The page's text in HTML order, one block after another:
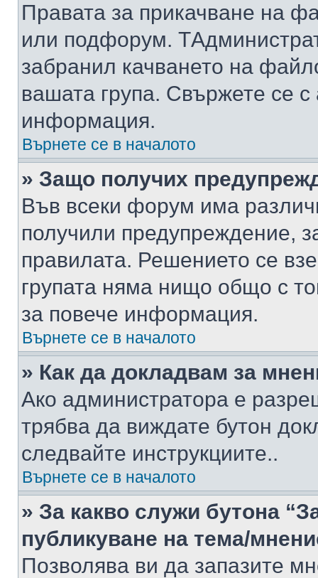
Правата за прикачване на
или подфорум.
забранил качването на
вашата група. Свържете се
информация.
Върнете се в началото
» Защо получих
Във всеки форум има
получили предупреждение,
правилата. Решението се
групата няма нищо общо с
за повече информация.
Върнете се в началото
» Как да докладвам за
Ако администратора е
трябва да виждате бутон
следвайте инструкциите..
Върнете се в началото
» За какво служи бутона
публикуване на тема/
Позволява ви да запазите